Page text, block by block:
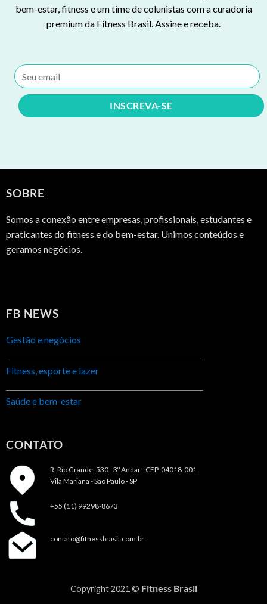
bem-estar, fitness e um time de colunistas com a curadoria
premium da Fitness Brasil. Assine e receba.
SOBRE
Somos a conexão entre empresas, profissionais, estudantes e
praticantes do fitness e do bem-estar. Unimos conteúdos e
geramos negócios.
FB NEWS
Gestão e negócios
Fitness, esporte e lazer
Saúde e bem-estar
CONTATO
R. Rio Grande, 530 - 3º Andar - CEP 04018-001
Vila Mariana - São Paulo - SP
+55 (11) 99298-8673
contato@fitnessbrasil.com.br
Copyright 2021 © Fitness Brasil